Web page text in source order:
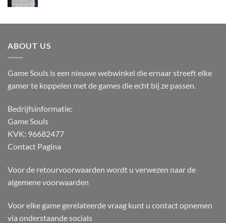
ABOUT US
Game Souls is een nieuwe webwinkel die ernaar streeft elke
gamer te koppelen met de games die echt bij ze passen.
Bedrijfsinformatie:
Game Souls
KVK: 96682477
Contact Pagina
Voor de retourvoorwaarden wordt u verwezen naar de
algemene voorwaarden
Voor elke game gerelateerde vraag kunt u contact opnemen
via onderstaande socials